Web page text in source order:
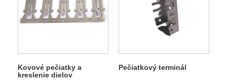
Kovové pečiatky a
kreslenie dielov
Pečiatkový terminál